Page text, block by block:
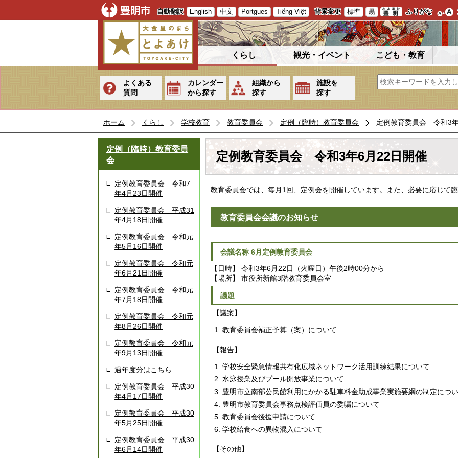
自動翻訳 English 中文 Portgues Tiếng Việt 背景変更 標準 黒 ふりがな
くらし 観光・イベント こども・教育
よくある
質問
カレンダー
から探す
組織から
探す
施設を
探す
ホーム くらし 学校教育 教育委員会 定例（臨時）教育委員会 定例教育委員会 令和3
定例（臨時）教育委員
会
定例教育委員会 令和7
年4月23日開催
定例教育委員会 平成31
年4月18日開催
定例教育委員会 令和元
年5月16日開催
定例教育委員会 令和元
年6月21日開催
定例教育委員会 令和元
年7月18日開催
定例教育委員会 令和元
年8月26日開催
定例教育委員会 令和元
年9月13日開催
過年度分はこちら
定例教育委員会 平成30
年4月17日開催
定例教育委員会 平成30
年5月25日開催
定例教育委員会 平成30
年6月14日開催
定例教育委員会 令和3年6月22日開催
教育委員会では、毎月1回、定例会を開催しています。また、必要に応じて
教育委員会会議のお知らせ
会議名称 6月定例教育委員会
【日時】 令和3年6月22日（火曜日）午後2時00分から
【場所】 市役所新館3階教育委員会室
議題
【議案】
教育委員会補正予算（案）について
【報告】
学校安全緊急情報共有化広域ネットワーク活用訓練結果について
水泳授業及びプール開放事業について
豊明市立南部公民館利用にかかる駐車料金助成事業実施要綱の制定につ
豊明市教育委員会事務点検評価員の委嘱について
教育委員会後援申請について
学校給食への異物混入について
【その他】